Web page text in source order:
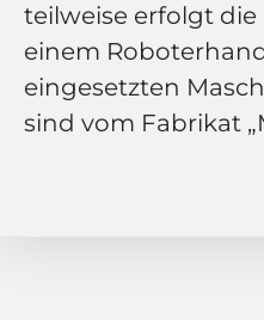
teilweise erfolgt
einem
eingesetzten
sind vom Fabrikat